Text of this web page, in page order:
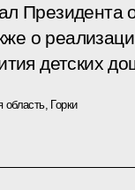
Президента
о
детских
область, Горки